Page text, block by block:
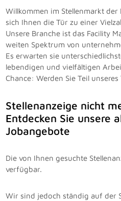
Willkommen im Stellenmarkt
sich Ihnen die Tür zu einer
Unsere Branche ist das Facility
weiten Spektrum von
Es erwarten sie
lebendigen und vielfältigen
Chance: Werden Sie Teil unseres
Stellenanzeige nicht
Entdecken Sie unsere
Jobangebote
Die von Ihnen gesuchte
verfügbar.
Wir sind jedoch ständig auf der